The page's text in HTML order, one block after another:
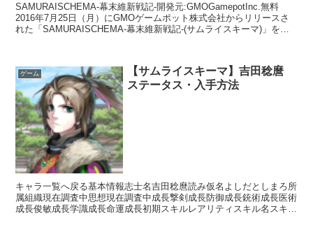
SAMURAISCHEMA-幕末維新戦記-開発元:GMOGamepotInc.無料
2016年7月25日（月）にGMOゲームポット株式会社からリリースさ
れた「SAMURAISCHEMA-幕末維新戦記-(サムライスキーマ)」をプ
ゲーム
【サムライスキーマ】吉田稔麿
ステータス・入手方法
キャラ一覧へ戻る基本情報志士名吉田稔麿読み仮名よしだとしまろ所
属組織現在調査中思想現在調査中成長撃剣成長防御成長銃術成長医術
成長俊敏成長学識成長命運成長初期スキルレアリティスキル名スキル